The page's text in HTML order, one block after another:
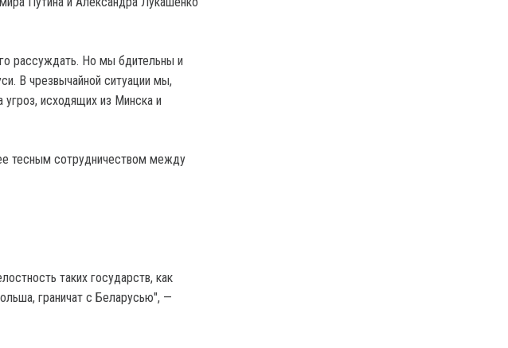
рассуждать. Но мы бдительны и
В чрезвычайной ситуации мы,
исходящих из Минска и
тесным сотрудничеством между
таких государств, как
граничат с Беларусью", —